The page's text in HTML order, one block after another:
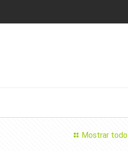
Mostrar todo